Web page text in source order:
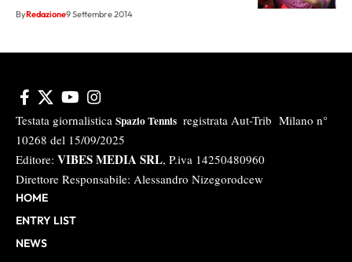
ByRedazione9 Settembre 2014
Testata giornalistica Spazio Tennis registrata Aut-Trib Milano n°
10268 del 15/09/2025
Editore: VIBES MEDIA SRL, P.iva 14250480960
Direttore Responsabile: Alessandro Nizegorodcew
HOME
ENTRY LIST
NEWS